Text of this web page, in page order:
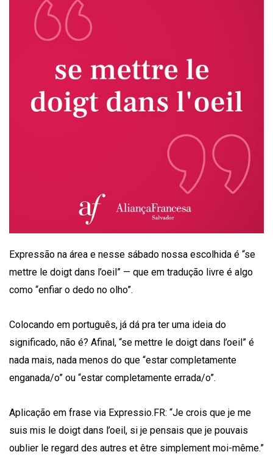
Expressão na área e nesse sábado nossa escolhida é “se
mettre le doigt dans l’oeil” — que em tradução livre é algo
como “enfiar o dedo no olho”.
Colocando em português, já dá pra ter uma ideia do
significado, não é? Afinal, “se mettre le doigt dans l’oeil” é
nada mais, nada menos do que “estar completamente
enganada/o” ou “estar completamente errada/o”.
Aplicação em frase via Expressio.FR: “Je crois que je me
suis mis le doigt dans l’oeil, si je pensais que je pouvais
oublier le regard des autres et être simplement moi-même.”